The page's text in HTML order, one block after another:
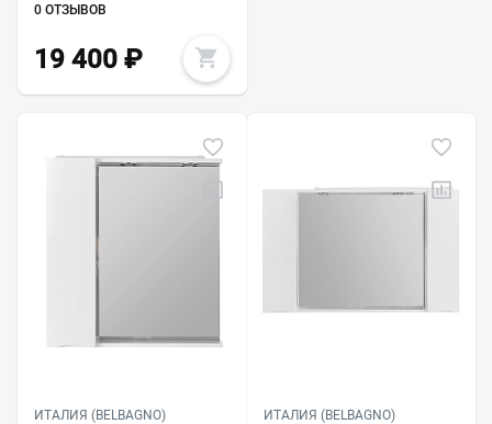
0 ОТЗЫВОВ
19 400 ₽
ИТАЛИЯ (BELBAGNO) ИТАЛИЯ (BELBAGNO)